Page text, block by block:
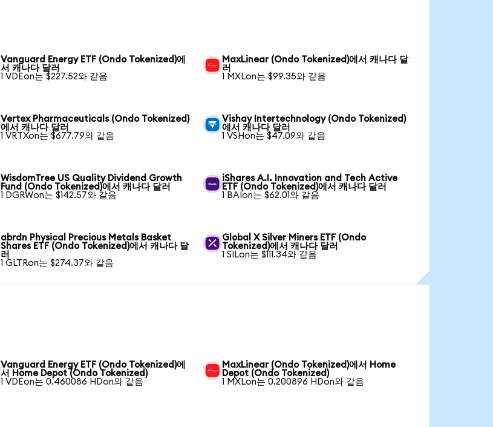
Vanguard Energy ETF (Ondo Tokenized)에
서 캐나다 달러
1 VDEon는 $227.52와 같음
MaxLinear (Ondo Tokenized)에서 캐나다 달
러
1 MXLon는 $99.35와 같음
Vertex Pharmaceuticals (Ondo Tokenized)
에서 캐나다 달러
1 VRTXon는 $677.79와 같음
Vishay Intertechnology (Ondo Tokenized)
에서 캐나다 달러
1 VSHon는 $47.09와 같음
WisdomTree US Quality Dividend Growth
Fund (Ondo Tokenized)에서 캐나다 달러
1 DGRWon는 $142.57와 같음
iShares A.I. Innovation and Tech Active
ETF (Ondo Tokenized)에서 캐나다 달러
1 BAIon는 $62.01와 같음
abrdn Physical Precious Metals Basket
Shares ETF (Ondo Tokenized)에서 캐나다 달
러
1 GLTRon는 $274.37와 같음
Global X Silver Miners ETF (Ondo
Tokenized)에서 캐나다 달러
1 SILon는 $111.34와 같음
Vanguard Energy ETF (Ondo Tokenized)에
서 Home Depot (Ondo Tokenized)
1 VDEon는 0.460086 HDon와 같음
MaxLinear (Ondo Tokenized)에서 Home
Depot (Ondo Tokenized)
1 MXLon는 0.200896 HDon와 같음